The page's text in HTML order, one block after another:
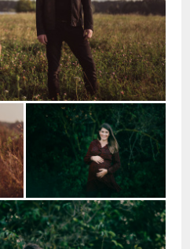
Zobrazit
fotografii